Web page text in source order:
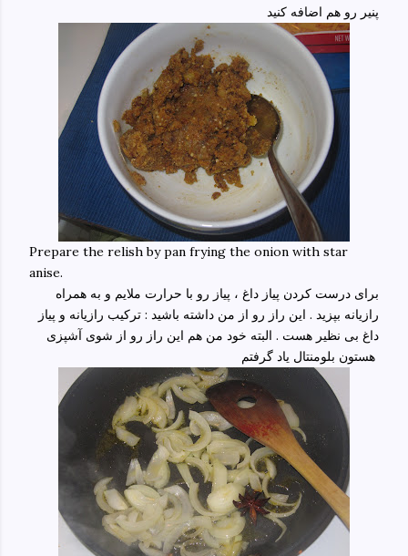
پنیر رو هم اضافه کنید
Prepare the relish by pan frying the onion with star
anise.
برای درست کردن پیاز داغ ، پیاز رو با حرارت ملایم و به همراه
رازیانه بپزید . این راز رو از من داشته باشید : ترکیب رازیانه و پیاز
داغ بی نظیر هست . البته خود من هم این راز رو از شوی آشپزی